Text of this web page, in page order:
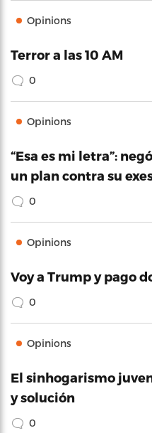
Opinions
Terror a las 10 AM
0
Opinions
“Esa es mi letra”:
un plan contra su
0
Opinions
Voy a Trump y pago
0
Opinions
El sinhogarismo
y solución
0